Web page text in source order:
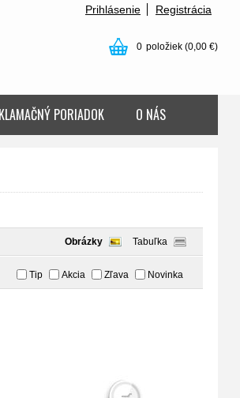
Prihlásenie Registrácia
0 položiek (0,00 €)
PORIADOK O NÁS
Obrázky Tabuľka
Tip Akcia Zľava Novinka